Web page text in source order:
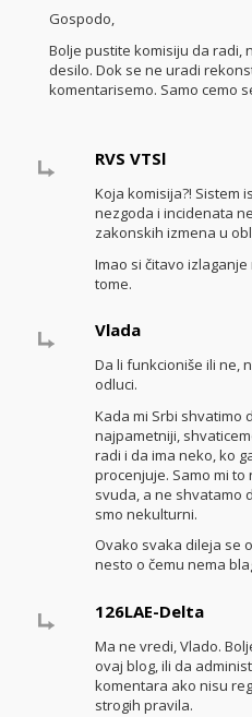
Gospodo,
Bolje pustite komisiju da radi,
desilo. Dok se ne uradi
komentarisemo. Samo cemo
RVS VTSl
Koja komisija?! Sistem
nezgoda i incidenata
zakonskih izmena u
Imao si čitavo
tome.
Vlada
Da li funkcioniše ili ne,
odluci.
Kada mi Srbi shvatimo
najpametniji,
radi i da ima neko, ko
procenjuje. Samo mi to
svuda, a ne shvatamo
smo nekulturni.
Ovako svaka dileja se
nesto o čemu nema
126LAE-Delta
Ma ne vredi, Vlado.
ovaj blog, ili da
komentara ako nisu
strogih pravila.